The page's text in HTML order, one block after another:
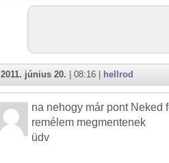
2011. június 20. | 08:16 | hellrod
na nehogy már pont Neked
remélem megmentenek
üdv